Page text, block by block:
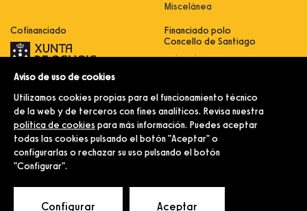
Miscelánea
Cofinanciado
Innovación, dixitalización e
comercialización e expansión do
sector comercial e artesanal
Implantación e pulo da estratexia
dixital e modernización do sector
comercial e artesanal (CO300C
2021)
Financiado polo
Concello de Santiago
© Merlín e Familia.
Aviso de uso de cookies
Utilizamos cookies propias para el funcionamiento técnico
de la web y de terceros con fines analíticos. Revisa nuestra
política de cookies para más información. Puedes aceptar
todas las cookies pulsando el botón "Aceptar" o
configurarlas o rechazar su uso pulsando el botón
"Configurar".
Configurar Aceptar